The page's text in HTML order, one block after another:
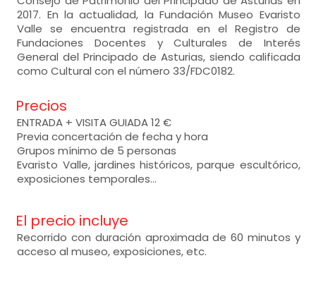
2017. En la actualidad, la Fundación Museo Evaristo
Valle se encuentra registrada en el Registro de
Fundaciones Docentes y Culturales de Interés
General del Principado de Asturias, siendo calificada
como Cultural con el número 33/FDC0182.
Precios
ENTRADA + VISITA GUIADA 12 €
Previa concertación de fecha y hora
Grupos mínimo de 5 personas
Evaristo Valle, jardines históricos, parque escultórico,
exposiciones temporales…
El precio incluye
Recorrido con duración aproximada de 60 minutos y
acceso al museo, exposiciones, etc.